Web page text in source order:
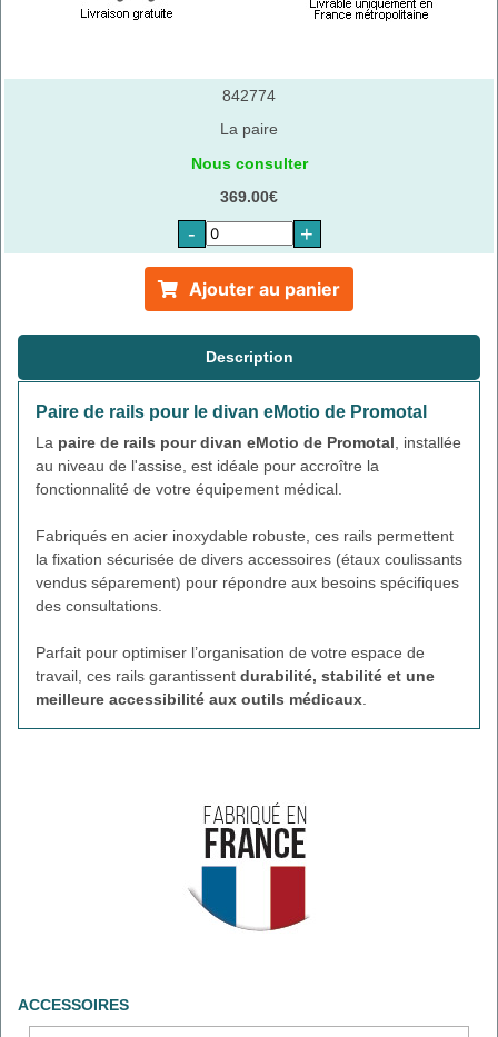
842774
La paire
Nous consulter
369.00€
- +
Ajouter au panier
Description
Paire de rails pour le divan eMotio de Promotal
La paire de rails pour divan eMotio de Promotal , installée
au niveau de l'assise, est idéale pour accroître la
fonctionnalité de votre équipement médical.
Fabriqués en acier inoxydable robuste, ces rails permettent
la fixation sécurisée de divers accessoires (étaux coulissants
vendus séparement) pour répondre aux besoins spécifiques
des consultations.
Parfait pour optimiser l’organisation de votre espace de
travail, ces rails garantissent durabilité, stabilité et une
meilleure accessibilité aux outils médicaux
ACCESSOIRES